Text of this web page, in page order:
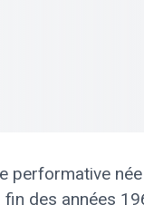
performative
des années